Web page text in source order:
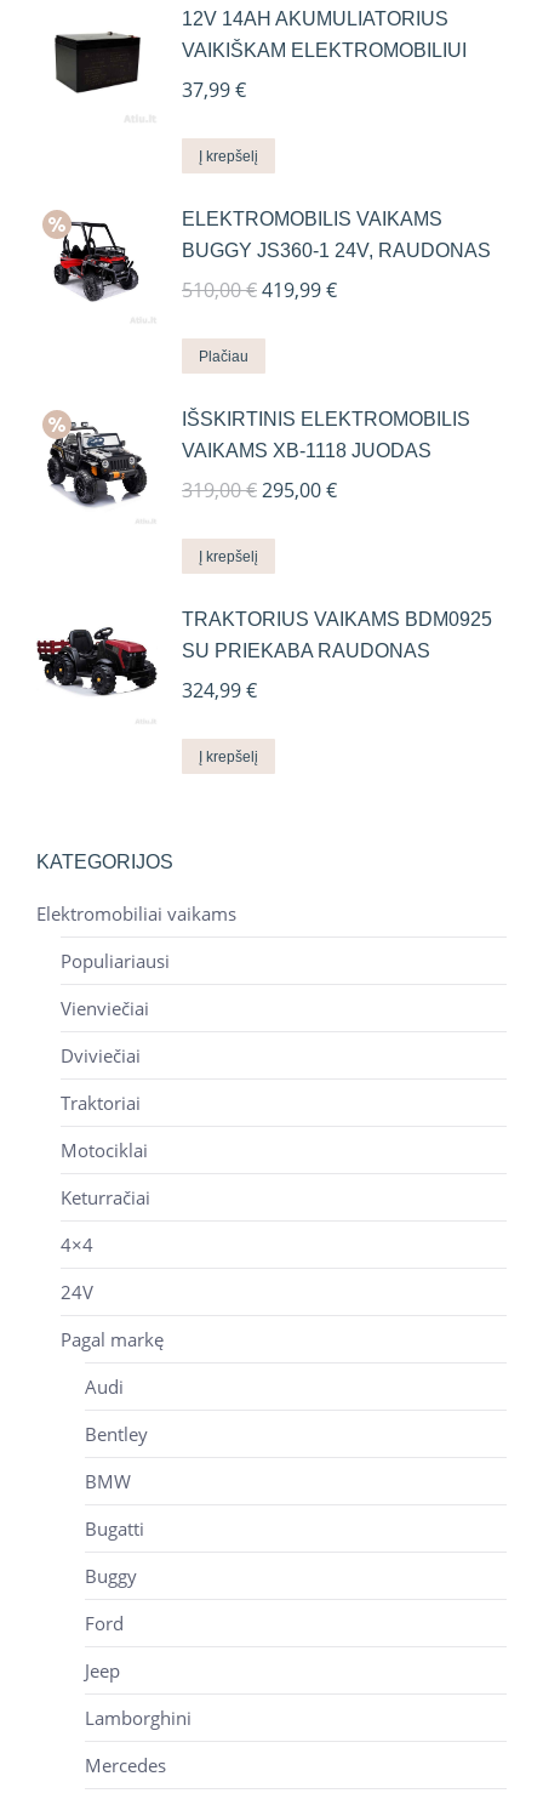
12V 14AH AKUMULIATORIUS
VAIKIŠKAM ELEKTROMOBILIUI
37,99€
Į krepšelį
ELEKTROMOBILIS VAIKAMS
BUGGY JS360-1 24V, RAUDONAS
510,00€Original
419,99€Current
Plačiau
IŠSKIRTINIS ELEKTROMOBILIS
VAIKAMS XB-1118 JUODAS
319,00€ Original
295,00€Current
Į krepšelį
TRAKTORIUS VAIKAMS BDM0925
SU PRIEKABA RAUDONAS
324,99€
Į krepšelį
KATEGORIJOS
Elektromobiliai vaikams
Populiariausi
Vienviečiai
Dviviečiai
Traktoriai
Motociklai
Keturračiai
4×4
24V
Pagal markę
Audi
Bentley
BMW
Bugatti
Buggy
Ford
Jeep
Lamborghini
Mercedes